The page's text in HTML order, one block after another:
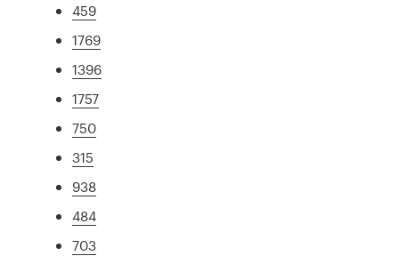
459
1769
1396
1757
750
315
938
484
703